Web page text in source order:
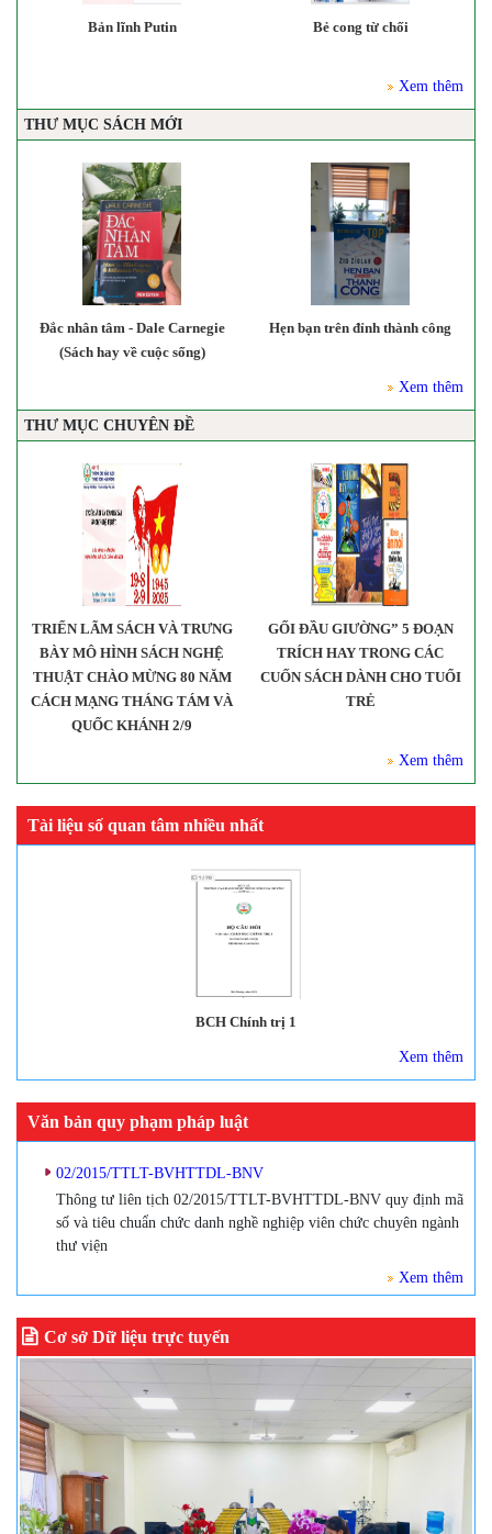
Bản lĩnh Putin Bẻ cong từ chối
Xem thêm
THƯ MỤC SÁCH MỚI
Đắc nhân tâm - Dale Carnegie
(Sách hay về cuộc sống)
Hẹn bạn trên đỉnh thành công
Xem thêm
THƯ MỤC CHUYÊN ĐỀ
TRIỂN LÃM SÁCH VÀ TRƯNG
BÀY MÔ HÌNH SÁCH NGHỆ
THUẬT CHÀO MỪNG 80 NĂM
CÁCH MẠNG THÁNG TÁM VÀ
QUỐC KHÁNH 2/9
GỐI ĐẦU GIƯỜNG” 5 ĐOẠN
TRÍCH HAY TRONG CÁC
CUỐN SÁCH DÀNH CHO TUỔI
TRẺ
Xem thêm
Tài liệu số quan tâm nhiều nhất
BCH Chính trị 1
Xem thêm
Văn bản quy phạm pháp luật
02/2015/TTLT-BVHTTDL-BNV
Thông tư liên tịch 02/2015/TTLT-BVHTTDL-BNV quy định mã
số và tiêu chuẩn chức danh nghề nghiệp viên chức chuyên ngành
thư viện
Xem thêm
Cơ sở Dữ liệu trực tuyến